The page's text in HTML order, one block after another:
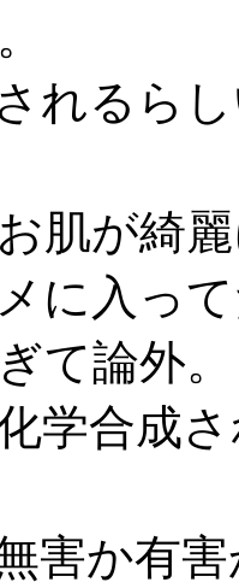
れるら
肌が綺
に入っ
て論外。
学合成
害か有